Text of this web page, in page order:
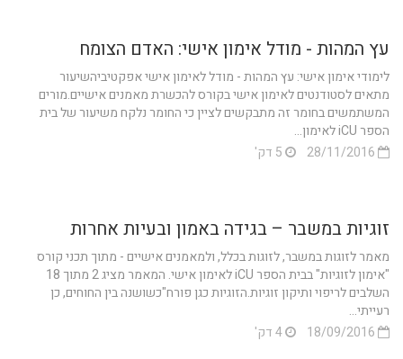
עץ המהות - מודל אימון אישי: האדם הצומח
לימודי אימון אישי: עץ המהות - מודל לאימון אישי אפקטיביהשיעור
מתאים לסטודנטים לאימון אישי בקורס להכשרת מאמנים אישיים.מורים
המשתמשים בחומר זה מתבקשים לציין כי החומר נלקח משיעור של בית
הספר iCU לאימון...
זוגיות במשבר – בגידה באמון ובעיות אחרות
מאמר לזוגות במשבר, לזוגות בכלל, ולמאמנים אישיים - מתוך תכני קורס
"אימון לזוגיות" בבית הספר iCU לאימון אישי. המאמר מציג 2 מתוך 18
השלבים לריפוי ותיקון זוגיות.הזוגיות כגן פורח"כשושנה בין החוחים, כן
רעייתי...